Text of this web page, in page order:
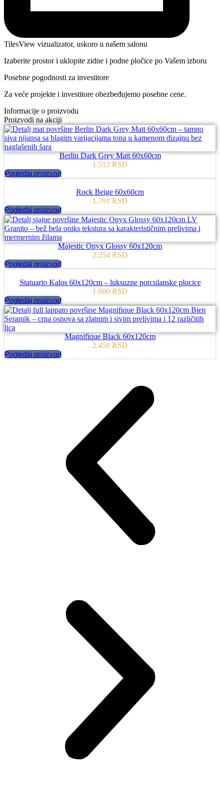
TilesView vizualizator, uskoro u našem salonu
Izaberite prostor i uklopite zidne i podne pločice po Vašem izboru
Posebne pogodnosti za investitore
Za veće projekte i investitore obezbeđujemo posebne cene.
Informacije o proizvodu
Proizvodi na akciji
Berlin Dark Grey Matt 60x60cm
1.512 RSD
Pogledaj proizvod
Rock Beige 60x60cm
1.791 RSD
Pogledaj proizvod
Majestic Onyx Glossy 60x120cm
2.254 RSD
Pogledaj proizvod
Statuario Kalos 60x120cm – luksuzne porculanske plocice
1.600 RSD
Pogledaj proizvod
Magnifique Black 60x120cm
2.458 RSD
Pogledaj proizvod